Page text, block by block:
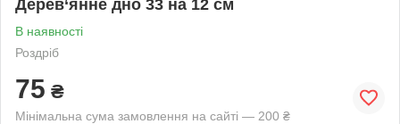
Дерев‘янне дно 33 на 12 см
В наявності
Роздріб
75 ₴
Мінімальна сума замовлення на сайті — 200 ₴